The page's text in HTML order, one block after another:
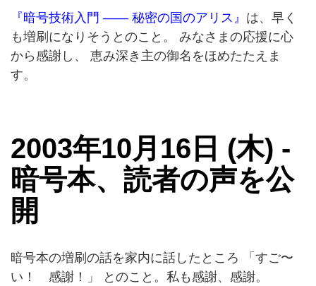
『暗号技術入門 —— 秘密の国のアリス』 は、早く
も増刷になりそうとのこと。 みなさまの応援に心
から感謝し、 恵み深き主の御名をほめたたえま
す。
2003年10月16日 (木) -
暗号本、読者の声を公
開
暗号本の増刷の話を家内に話したところ 「すご〜
い！ 感謝！」 とのこと。私も感謝、感謝。